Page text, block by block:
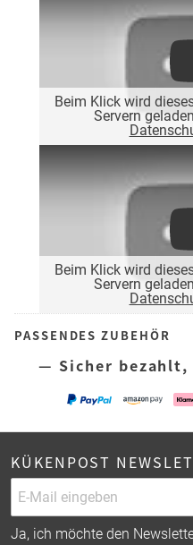
Beim Klick wird
Servern
Beim Klick wird
Servern
PASSENDES ZUBEHÖR
— Sicher
KÜKENPOST
Ja, ich möchte den